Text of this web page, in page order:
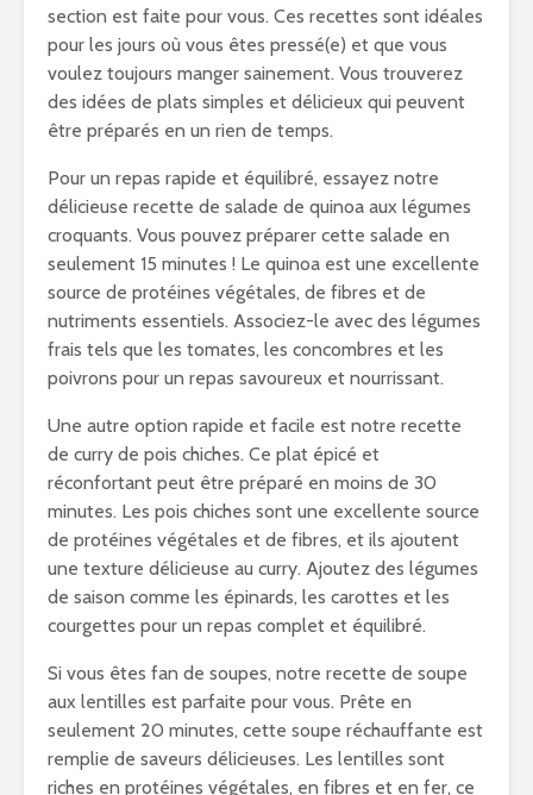
section est faite pour vous. Ces recettes sont idéales
pour les jours où vous êtes pressé(e) et que vous
voulez toujours manger sainement. Vous trouverez
des idées de plats simples et délicieux qui peuvent
être préparés en un rien de temps.
Pour un repas rapide et équilibré, essayez notre
délicieuse recette de salade de quinoa aux légumes
croquants. Vous pouvez préparer cette salade en
seulement 15 minutes ! Le quinoa est une excellente
source de protéines végétales, de fibres et de
nutriments essentiels. Associez-le avec des légumes
frais tels que les tomates, les concombres et les
poivrons pour un repas savoureux et nourrissant.
Une autre option rapide et facile est notre recette
de curry de pois chiches. Ce plat épicé et
réconfortant peut être préparé en moins de 30
minutes. Les pois chiches sont une excellente source
de protéines végétales et de fibres, et ils ajoutent
une texture délicieuse au curry. Ajoutez des légumes
de saison comme les épinards, les carottes et les
courgettes pour un repas complet et équilibré.
Si vous êtes fan de soupes, notre recette de soupe
aux lentilles est parfaite pour vous. Prête en
seulement 20 minutes, cette soupe réchauffante est
remplie de saveurs délicieuses. Les lentilles sont
riches en protéines végétales, en fibres et en fer, ce